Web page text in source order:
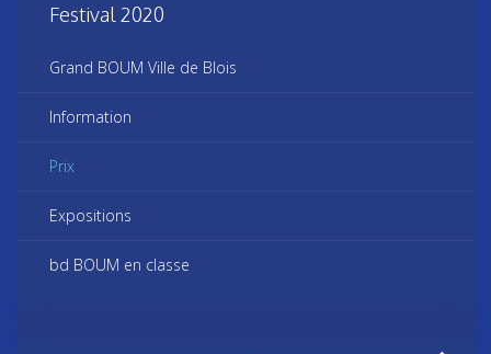
Festival 2020
Grand BOUM Ville de Blois
Information
Prix
Expositions
bd BOUM en classe